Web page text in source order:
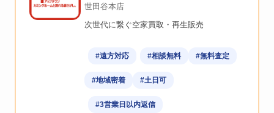
世田谷本店
次世代に繋ぐ空家買取・再生販売
#遠方対応 #相談無料 #無料査定
#地域密着 #土日可
#3営業日以内返信